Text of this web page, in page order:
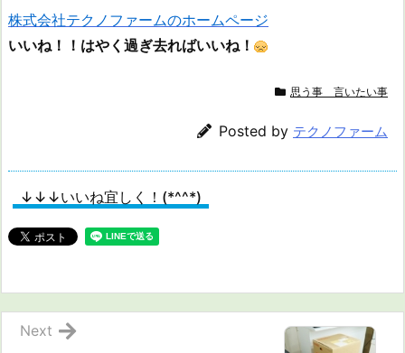
株式会社テクノファームのホームページ
いいね！！はやく過ぎ去ればいいね！
思う事 言いたい事
Posted by テクノファーム
↓↓↓いいね宜しく！(*^^*)
Next